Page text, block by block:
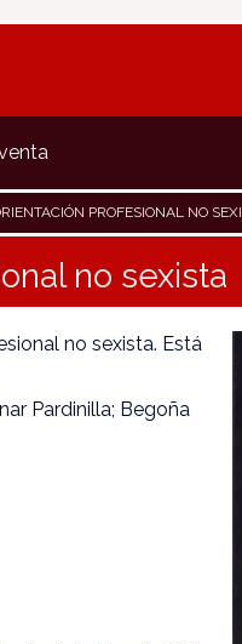
PROFESIONAL NO SEXISTA
no sexista
no sexista. Está
Pardinilla; Begoña